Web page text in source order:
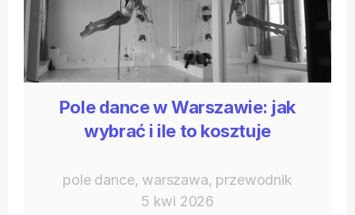
Pole dance w Warszawie: jak
wybrać i ile to kosztuje
pole dance, warszawa, przewodnik
5 kwi 2026